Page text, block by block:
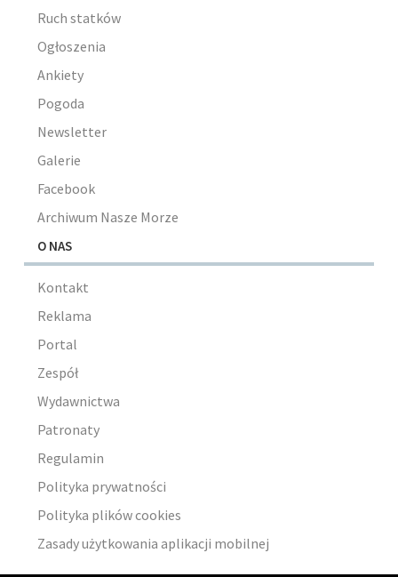
Ruch statków
Ogłoszenia
Ankiety
Pogoda
Newsletter
Galerie
Facebook
Archiwum Nasze Morze
O NAS
Kontakt
Reklama
Portal
Zespół
Wydawnictwa
Patronaty
Regulamin
Polityka prywatności
Polityka plików cookies
Zasady użytkowania aplikacji mobilnej